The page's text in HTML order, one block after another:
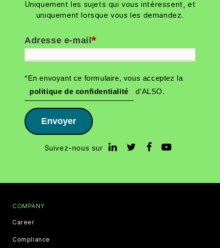
Uniquement les sujets qui vous intéressent, et
uniquement lorsque vous les demandez.
*
Adresse e-mail
*En envoyant ce formulaire, vous acceptez la
politique de confidentialité
d’ALSO.
Envoyer
Suivez-nous sur
COMPANY
Career
Compliance